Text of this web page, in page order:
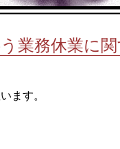
業務休業に
ます。